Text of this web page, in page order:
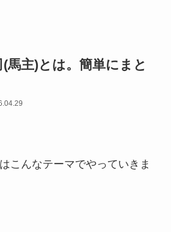
馬主)とは。簡単にまと
こんなテーマでやっていきま